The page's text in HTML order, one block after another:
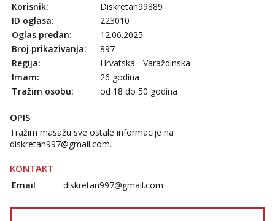
Korisnik:
Diskretan99889
ID oglasa:
223010
Oglas predan:
12.06.2025
Broj prikazivanja:
897
Regija:
Hrvatska - Varaždinska
Imam:
26 godina
Tražim osobu:
od 18 do 50 godina
OPIS
Tražim masažu sve ostale informacije na
diskretan997@gmail.com.
KONTAKT
Email diskretan997@gmail.com